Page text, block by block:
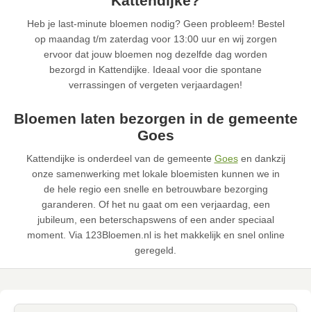
Heb je last-minute bloemen nodig? Geen probleem! Bestel
op maandag t/m zaterdag voor 13:00 uur en wij zorgen
ervoor dat jouw bloemen nog dezelfde dag worden
bezorgd in Kattendijke. Ideaal voor die spontane
verrassingen of vergeten verjaardagen!
Bloemen laten bezorgen in de gemeente
Goes
Kattendijke is onderdeel van de gemeente Goesen dankzij
onze samenwerking met lokale bloemisten kunnen we in
de hele regio een snelle en betrouwbare bezorging
garanderen. Of het nu gaat om een verjaardag, een
jubileum, een beterschapswens of een ander speciaal
moment. Via 123Bloemen.nl is het makkelijk en snel online
geregeld.